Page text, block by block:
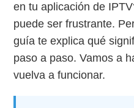
en tu aplicación de
puede ser frustrante.
guía te explica qué
paso a paso. Vamos a
vuelva a funcionar.